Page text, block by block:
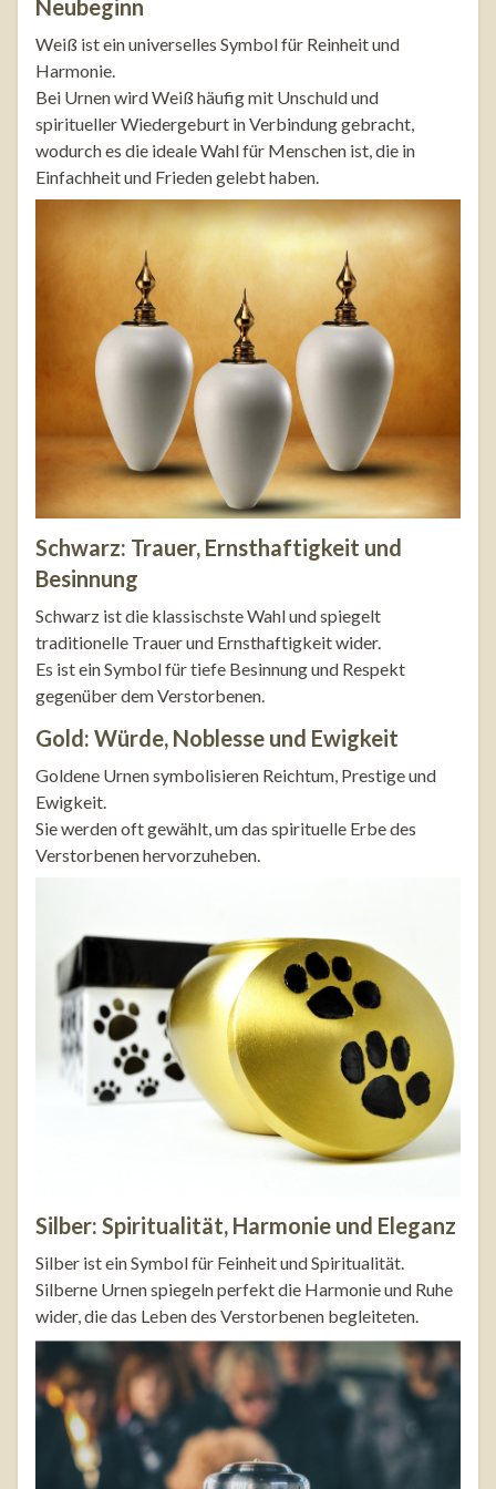
Neubeginn
Weiß ist ein universelles Symbol für Reinheit und
Harmonie.
Bei Urnen wird Weiß häufig mit Unschuld und
spiritueller Wiedergeburt in Verbindung gebracht,
wodurch es die ideale Wahl für Menschen ist, die in
Einfachheit und Frieden gelebt haben.
Schwarz: Trauer, Ernsthaftigkeit und
Besinnung
Schwarz ist die klassischste Wahl und spiegelt
traditionelle Trauer und Ernsthaftigkeit wider.
Es ist ein Symbol für tiefe Besinnung und Respekt
gegenüber dem Verstorbenen.
Gold: Würde, Noblesse und Ewigkeit
Goldene Urnen symbolisieren Reichtum, Prestige und
Ewigkeit.
Sie werden oft gewählt, um das spirituelle Erbe des
Verstorbenen hervorzuheben.
Silber: Spiritualität, Harmonie und Eleganz
Silber ist ein Symbol für Feinheit und Spiritualität.
Silberne Urnen spiegeln perfekt die Harmonie und Ruhe
wider, die das Leben des Verstorbenen begleiteten.